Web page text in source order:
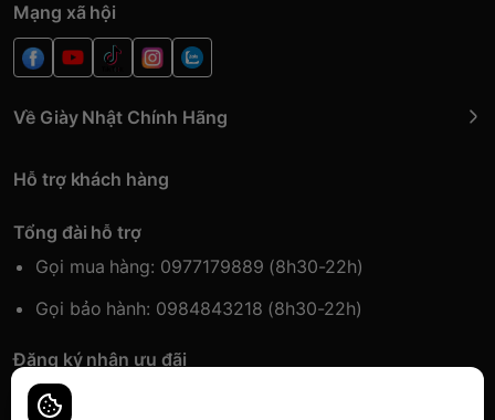
Mạng xã hội
Về Giày Nhật Chính Hãng
Hỗ trợ khách hàng
Tổng đài hỗ trợ
Gọi mua hàng: 0977179889 (8h30-22h)
Gọi bảo hành: 0984843218 (8h30-22h)
Đăng ký nhận ưu đãi
Đăng kí để nhận thông tin ưu đãi sớm nhất.